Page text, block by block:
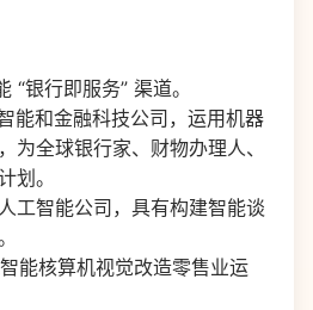
“银行即服务” 渠道。
能和金融科技公司，运用机器
为全球银行家、财物办理人、
划。
工智能公司，具有构建智能谈
能核算机视觉改造零售业运